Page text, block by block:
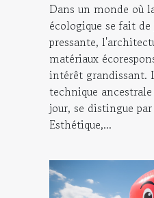
Dans un monde où
écologique se fait de
pressante,
matériaux
intérêt grandissant.
technique
jour, se distingue
Esthétique,...